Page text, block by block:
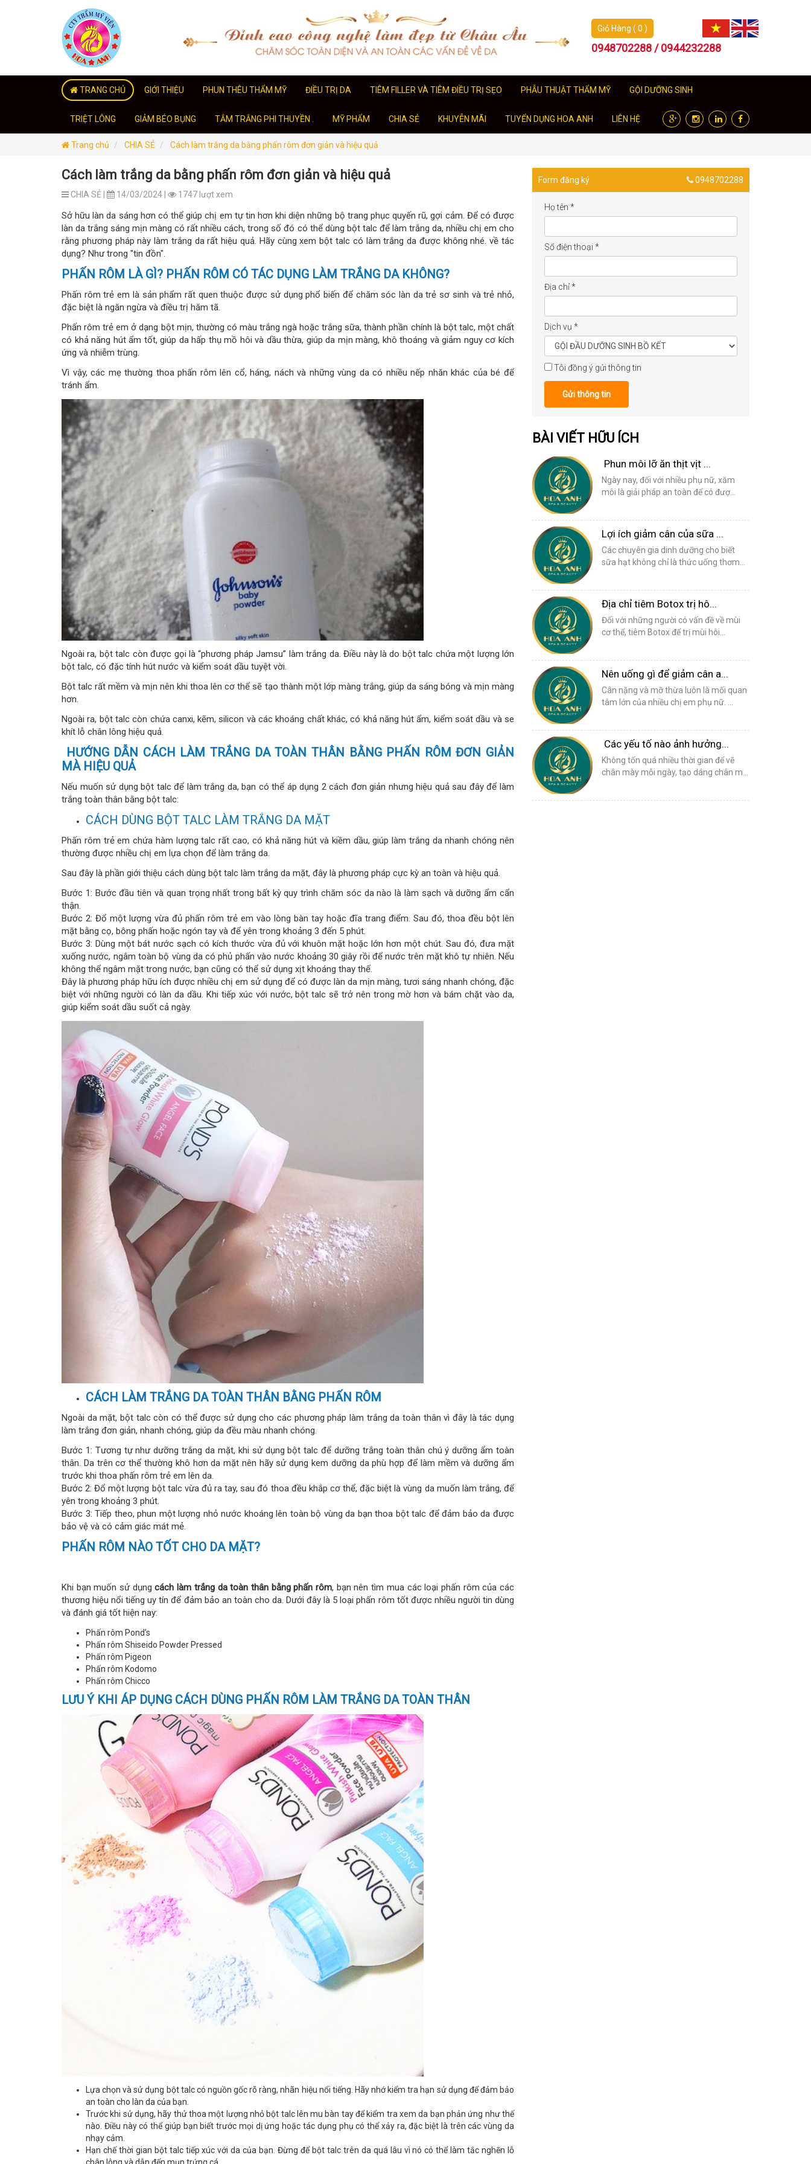
Giỏ Hàng ( 0 )
0948702288 / 0944232288
TRANG CHỦ GIỚI THIỆU PHUN THÊU THẨM MỸ ĐIỀU TRỊ DA TIÊM FILLER VÀ TIÊM ĐIỀU TRỊ SẸO PHẪU THUẬT THẨM MỸ GỘI DƯỠNG SINH
TRIỆT LÔNG GIẢM BÉO BỤNG TẮM TRẮNG PHI THUYỀN . MỸ PHẨM CHIA SẺ KHUYỄN MÃI TUYỂN DỤNG HOA ANH LIÊN HỆ
Trang chủ CHIA SẺ Cách làm trắng da bằng phấn rôm đơn giản và hiệu quả
Cách làm trắng da bằng phấn rôm đơn giản và hiệu quả
CHIA SẺ | 14/03/2024 | 1747 lượt xem
Sở hữu làn da sáng hơn có thể giúp chị em tự tin hơn khi diện những bộ trang phục quyến rũ, gợi cảm. Để có được
làn da trắng sáng mịn màng có rất nhiều cách, trong số đó có thể dùng bột talc để làm trắng da, nhiều chị em cho
rằng phương pháp này làm trắng da rất hiệu quả. Hãy cùng xem bột talc có làm trắng da được không nhé. về tác
dụng? Như trong "tin đồn".
PHẤN RÔM LÀ GÌ? PHẤN RÔM CÓ TÁC DỤNG LÀM TRẮNG DA KHÔNG?
Phấn rôm trẻ em là sản phẩm rất quen thuộc được sử dụng phổ biến để chăm sóc làn da trẻ sơ sinh và trẻ nhỏ,
đặc biệt là ngăn ngừa và điều trị hăm tã.
Phấn rôm trẻ em ở dạng bột mịn, thường có màu trắng ngà hoặc trắng sữa, thành phần chính là bột talc, một chất
có khả năng hút ẩm tốt, giúp da hấp thụ mồ hôi và dầu thừa, giúp da mịn màng, khô thoáng và giảm nguy cơ kích
ứng và nhiễm trùng.
Vì vậy, các mẹ thường thoa phấn rôm lên cổ, háng, nách và những vùng da có nhiều nếp nhăn khác của bé để
tránh ẩm.
Ngoài ra, bột talc còn được gọi là “phương pháp Jamsu” làm trắng da. Điều này là do bột talc chứa một lượng lớn
bột talc, có đặc tính hút nước và kiểm soát dầu tuyệt vời.
Bột talc rất mềm và mịn nên khi thoa lên cơ thể sẽ tạo thành một lớp màng trắng, giúp da sáng bóng và mịn màng
hơn.
Ngoài ra, bột talc còn chứa canxi, kẽm, silicon và các khoáng chất khác, có khả năng hút ẩm, kiểm soát dầu và se
khít lỗ chân lông hiệu quả.
HƯỚNG DẪN CÁCH LÀM TRẮNG DA TOÀN THÂN BẰNG PHẤN RÔM ĐƠN GIẢN
MÀ HIỆU QUẢ
Nếu muốn sử dụng bột talc để làm trắng da, bạn có thể áp dụng 2 cách đơn giản nhưng hiệu quả sau đây để làm
trắng toàn thân bằng bột talc:
CÁCH DÙNG BỘT TALC LÀM TRẮNG DA MẶT
Phấn rôm trẻ em chứa hàm lượng talc rất cao, có khả năng hút và kiềm dầu, giúp làm trắng da nhanh chóng nên
thường được nhiều chị em lựa chọn để làm trắng da.
Sau đây là phần giới thiệu cách dùng bột talc làm trắng da mặt, đây là phương pháp cực kỳ an toàn và hiệu quả.
Bước 1: Bước đầu tiên và quan trọng nhất trong bất kỳ quy trình chăm sóc da nào là làm sạch và dưỡng ẩm cẩn
thận.
Bước 2: Đổ một lượng vừa đủ phấn rôm trẻ em vào lòng bàn tay hoặc đĩa trang điểm. Sau đó, thoa đều bột lên
mặt bằng cọ, bông phấn hoặc ngón tay và để yên trong khoảng 3 đến 5 phút.
Bước 3: Dùng một bát nước sạch có kích thước vừa đủ với khuôn mặt hoặc lớn hơn một chút. Sau đó, đưa mặt
xuống nước, ngâm toàn bộ vùng da có phủ phấn vào nước khoảng 30 giây rồi để nước trên mặt khô tự nhiên. Nếu
không thể ngâm mặt trong nước, bạn cũng có thể sử dụng xịt khoáng thay thế.
Đây là phương pháp hữu ích được nhiều chị em sử dụng để có được làn da mịn màng, tươi sáng nhanh chóng, đặc
biệt với những người có làn da dầu. Khi tiếp xúc với nước, bột talc sẽ trở nên trong mờ hơn và bám chặt vào da,
giúp kiểm soát dầu suốt cả ngày.
CÁCH LÀM TRẮNG DA TOÀN THÂN BẰNG PHẤN RÔM
Ngoài da mặt, bột talc còn có thể được sử dụng cho các phương pháp làm trắng da toàn thân vì đây là tác dụng
làm trắng đơn giản, nhanh chóng, giúp da đều màu nhanh chóng.
Bước 1: Tương tự như dưỡng trắng da mặt, khi sử dụng bột talc để dưỡng trắng toàn thân chú ý dưỡng ẩm toàn
thân. Da trên cơ thể thường khô hơn da mặt nên hãy sử dụng kem dưỡng da phù hợp để làm mềm và dưỡng ẩm
trước khi thoa phấn rôm trẻ em lên da.
Bước 2: Đổ một lượng bột talc vừa đủ ra tay, sau đó thoa đều khắp cơ thể, đặc biệt là vùng da muốn làm trắng, để
yên trong khoảng 3 phút.
Bước 3: Tiếp theo, phun một lượng nhỏ nước khoáng lên toàn bộ vùng da bạn thoa bột talc để đảm bảo da được
bảo vệ và có cảm giác mát mẻ.
PHẤN RÔM NÀO TỐT CHO DA MẶT?
Khi bạn muốn sử dụngcách làm trắng da toàn thân bằng phấn rôm, bạn nên tìm mua các loại phấn rôm của các
thương hiệu nổi tiếng uy tín để đảm bảo an toàn cho da. Dưới đây là 5 loại phấn rôm tốt được nhiều người tin dùng
và đánh giá tốt hiện nay:
Phấn rôm Pond’s
Phấn rôm Shiseido Powder Pressed
Phấn rôm Pigeon
Phấn rôm Kodomo
Phấn rôm Chicco
LƯU Ý KHI ÁP DỤNG CÁCH DÙNG PHẤN RÔM LÀM TRẮNG DA TOÀN THÂN
Lựa chọn và sử dụng bột talc có nguồn gốc rõ ràng, nhãn hiệu nổi tiếng. Hãy nhớ kiểm tra hạn sử dụng để đảm bảo
an toàn cho làn da của bạn.
Trước khi sử dụng, hãy thử thoa một lượng nhỏ bột talc lên mu bàn tay để kiểm tra xem da bạn phản ứng như thế
nào. Điều này có thể giúp bạn biết trước mọi dị ứng hoặc tác dụng phụ có thể xảy ra, đặc biệt là trên các vùng da
nhạy cảm.
Hạn chế thời gian bột talc tiếp xúc với da của bạn. Đừng để bột talc trên da quá lâu vì nó có thể làm tắc nghẽn lỗ
chân lông và dẫn đến mụn trứng cá.
Form đăng ký 0948702288
Họ tên *
Số điện thoại *
Địa chỉ*
Dịch vụ *
Tôi đồng ý gửi thông tin
Gửi thông tin
BÀI VIẾT HỮU ÍCH
Phun môi lỡ ăn thịt vịt ...
Ngày nay, đối với nhiều phụ nữ, xăm
môi là giải pháp an toàn để có đượ...
Lợi ích giảm cân của sữa ...
Các chuyên gia dinh dưỡng cho biết
sữa hạt không chỉ là thức uống thơm...
Địa chỉ tiêm Botox trị hô...
Đối với những người có vấn đề về mùi
cơ thể, tiêm Botox để trị mùi hôi...
Nên uống gì để giảm cân a...
Cân nặng và mỡ thừa luôn là mối quan
tâm lớn của nhiều chị em phụ nữ. ...
Các yếu tố nào ảnh hưởng...
Không tốn quá nhiều thời gian để vẽ
chân mày mỗi ngày, tạo dáng chân m...